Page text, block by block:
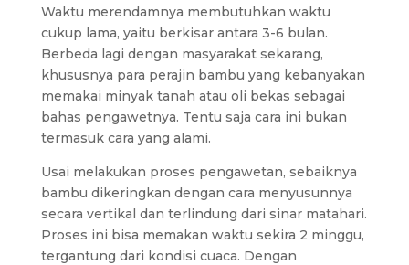
Waktu merendamnya membutuhkan waktu
cukup lama, yaitu berkisar antara 3-6 bulan.
Berbeda lagi dengan masyarakat sekarang,
khususnya para perajin bambu yang kebanyakan
memakai minyak tanah atau oli bekas sebagai
bahas pengawetnya. Tentu saja cara ini bukan
termasuk cara yang alami.
Usai melakukan proses pengawetan, sebaiknya
bambu dikeringkan dengan cara menyusunnya
secara vertikal dan terlindung dari sinar matahari.
Proses ini bisa memakan waktu sekira 2 minggu,
tergantung dari kondisi cuaca. Dengan